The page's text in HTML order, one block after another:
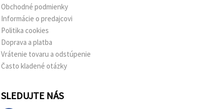
Obchodné podmienky
Informácie o predajcovi
Politika cookies
Doprava a platba
Vrátenie tovaru a odstúpenie
Často kladené otázky
SLEDUJTE NÁS